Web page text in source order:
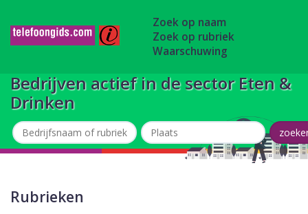
Zoek op naam
Zoek op rubriek
Waarschuwing
Bedrijven actief in de sector Eten &
Drinken
Rubrieken